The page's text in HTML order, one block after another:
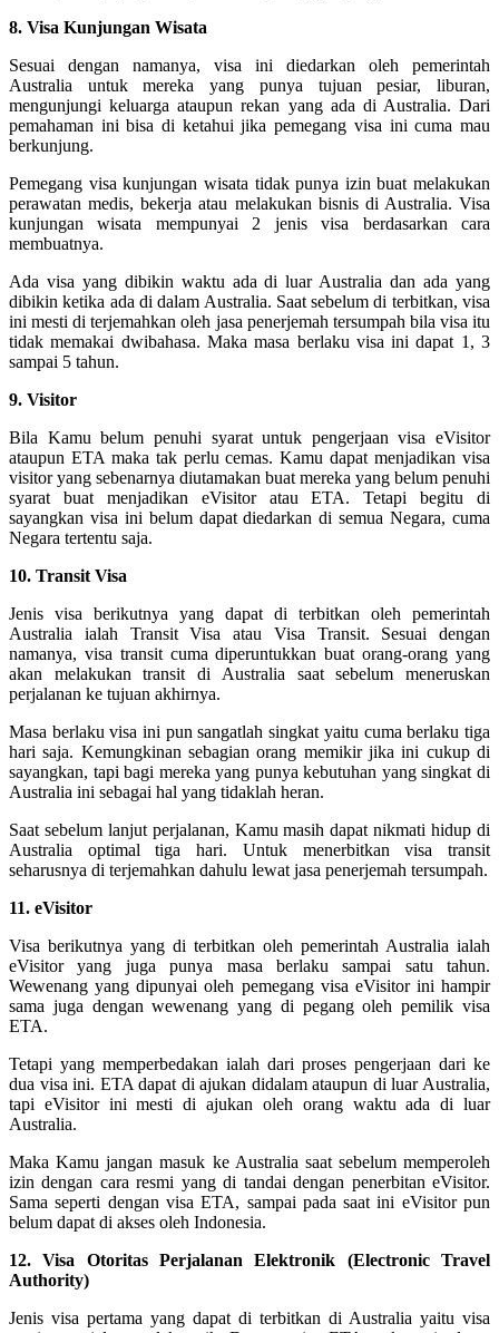
8. Visa Kunjungan Wisata
Sesuai dengan namanya, visa ini diedarkan oleh pemerintah
Australia untuk mereka yang punya tujuan pesiar, liburan,
mengunjungi keluarga ataupun rekan yang ada di Australia. Dari
pemahaman ini bisa di ketahui jika pemegang visa ini cuma mau
berkunjung.
Pemegang visa kunjungan wisata tidak punya izin buat melakukan
perawatan medis, bekerja atau melakukan bisnis di Australia. Visa
kunjungan wisata mempunyai 2 jenis visa berdasarkan cara
membuatnya.
Ada visa yang dibikin waktu ada di luar Australia dan ada yang
dibikin ketika ada di dalam Australia. Saat sebelum di terbitkan, visa
ini mesti di terjemahkan oleh jasa penerjemah tersumpah bila visa itu
tidak memakai dwibahasa. Maka masa berlaku visa ini dapat 1, 3
sampai 5 tahun.
9. Visitor
Bila Kamu belum penuhi syarat untuk pengerjaan visa eVisitor
ataupun ETA maka tak perlu cemas. Kamu dapat menjadikan visa
visitor yang sebenarnya diutamakan buat mereka yang belum penuhi
syarat buat menjadikan eVisitor atau ETA. Tetapi begitu di
sayangkan visa ini belum dapat diedarkan di semua Negara, cuma
Negara tertentu saja.
10. Transit Visa
Jenis visa berikutnya yang dapat di terbitkan oleh pemerintah
Australia ialah Transit Visa atau Visa Transit. Sesuai dengan
namanya, visa transit cuma diperuntukkan buat orang-orang yang
akan melakukan transit di Australia saat sebelum meneruskan
perjalanan ke tujuan akhirnya.
Masa berlaku visa ini pun sangatlah singkat yaitu cuma berlaku tiga
hari saja. Kemungkinan sebagian orang memikir jika ini cukup di
sayangkan, tapi bagi mereka yang punya kebutuhan yang singkat di
Australia ini sebagai hal yang tidaklah heran.
Saat sebelum lanjut perjalanan, Kamu masih dapat nikmati hidup di
Australia optimal tiga hari. Untuk menerbitkan visa transit
seharusnya di terjemahkan dahulu lewat jasa penerjemah tersumpah.
11. eVisitor
Visa berikutnya yang di terbitkan oleh pemerintah Australia ialah
eVisitor yang juga punya masa berlaku sampai satu tahun.
Wewenang yang dipunyai oleh pemegang visa eVisitor ini hampir
sama juga dengan wewenang yang di pegang oleh pemilik visa
ETA.
Tetapi yang memperbedakan ialah dari proses pengerjaan dari ke
dua visa ini. ETA dapat di ajukan didalam ataupun di luar Australia,
tapi eVisitor ini mesti di ajukan oleh orang waktu ada di luar
Australia.
Maka Kamu jangan masuk ke Australia saat sebelum memperoleh
izin dengan cara resmi yang di tandai dengan penerbitan eVisitor.
Sama seperti dengan visa ETA, sampai pada saat ini eVisitor pun
belum dapat di akses oleh Indonesia.
12. Visa Otoritas Perjalanan Elektronik (Electronic Travel
Authority)
Jenis visa pertama yang dapat di terbitkan di Australia yaitu visa